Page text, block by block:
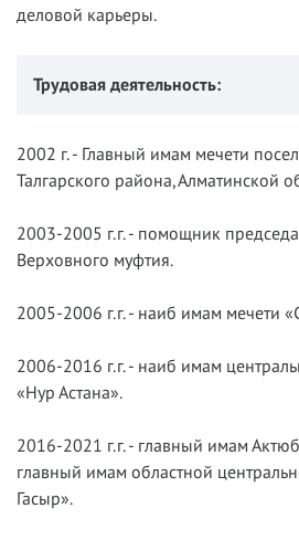
деловой карьеры.
Трудовая деятельность:
2002 г. - Главный имам мечети
Талгарского района, Алматинской
2003-2005 г.г. - помощник
Верховного муфтия.
2005-2006 г.г. - наиб имам мечети
2006-2016 г.г. - наиб имам
«Нур Астана».
2016-2021 г.г. - главный имам
главный имам областной
Гасыр».